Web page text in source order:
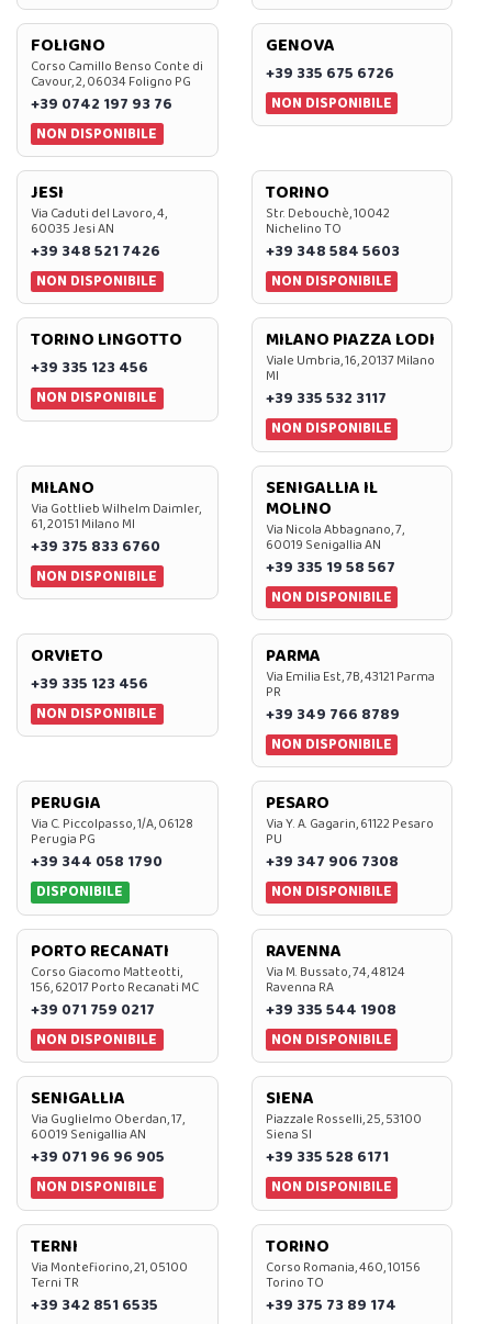
FOLIGNO
Corso Camillo Benso Conte di
Cavour, 2, 06034 Foligno PG
+39 0742 197 93 76
NON DISPONIBILE
GENOVA
+39 335 675 6726
NON DISPONIBILE
JESI
Via Caduti del Lavoro, 4,
60035 Jesi AN
+39 348 521 7426
NON DISPONIBILE
TORINO
Str. Debouchè, 10042
Nichelino TO
+39 348 584 5603
NON DISPONIBILE
TORINO LINGOTTO
+39 335 123 456
NON DISPONIBILE
MILANO PIAZZA LODI
Viale Umbria, 16, 20137 Milano
MI
+39 335 532 3117
NON DISPONIBILE
MILANO
Via Gottlieb Wilhelm Daimler,
61, 20151 Milano MI
+39 375 833 6760
NON DISPONIBILE
SENIGALLIA IL
MOLINO
Via Nicola Abbagnano, 7,
60019 Senigallia AN
+39 335 19 58 567
NON DISPONIBILE
ORVIETO
+39 335 123 456
NON DISPONIBILE
PARMA
Via Emilia Est, 7B, 43121 Parma
PR
+39 349 766 8789
NON DISPONIBILE
PERUGIA
Via C. Piccolpasso, 1/A, 06128
Perugia PG
+39 344 058 1790
DISPONIBILE
PESARO
Via Y. A. Gagarin, 61122 Pesaro
PU
+39 347 906 7308
NON DISPONIBILE
PORTO RECANATI
Corso Giacomo Matteotti,
156, 62017 Porto Recanati MC
+39 071 759 0217
NON DISPONIBILE
RAVENNA
Via M. Bussato, 74, 48124
Ravenna RA
+39 335 544 1908
NON DISPONIBILE
SENIGALLIA
Via Guglielmo Oberdan, 17,
60019 Senigallia AN
+39 071 96 96 905
NON DISPONIBILE
SIENA
Piazzale Rosselli, 25, 53100
Siena SI
+39 335 528 6171
NON DISPONIBILE
TERNI
Via Montefiorino, 21, 05100
Terni TR
+39 342 851 6535
TORINO
Corso Romania, 460, 10156
Torino TO
+39 375 73 89 174